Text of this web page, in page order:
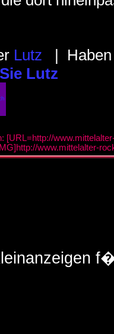
Lutz | Haben
Lutz
[URL=http://
www.mittelalter-